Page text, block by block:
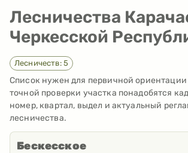
Лесничества
Черкесской
Лесничеств: 5
Список нужен для первичной ориентации
точной проверки участка понадобятся
номер, квартал, выдел и актуальный
лесничества.
Бескесское